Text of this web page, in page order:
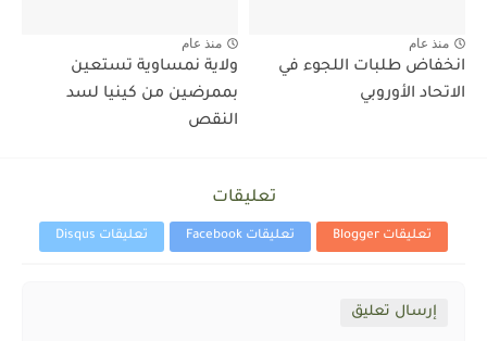
منذ عام
انخفاض طلبات اللجوء في
الاتحاد الأوروبي
منذ عام
ولاية نمساوية تستعين
بممرضين من كينيا لسد
النقص
تعليقات
تعليقات Blogger تعليقات Facebook تعليقات Disqus
إرسال تعليق